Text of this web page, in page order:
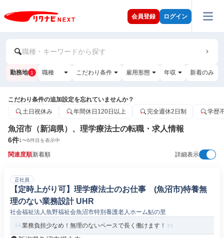
会員登録 ログイン
職種・キーワードから探す
勤務地 1 職種 こだわり条件 雇用形態 年収 新着のみ
こだわり条件の追加設定を忘れていませんか？
土日祝休み
年間休日120日以上 完全週休2日制 学歴
魚沼市（新潟県）、理学療法士の転職・求人情報
6件1〜6件目を表示中
関連度順新着順 詳細表示
正社員
【定時上がり可】理学療法士のお仕事 (魚沼市)特養無
理のない業務設計 UHR
社会福祉法人魚野福祉会魚沼市特別養護老人ホーム鮎の里
業務負担少なめ！無理のないペースで長く働けます！